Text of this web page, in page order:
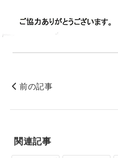
前の記事
関連記事